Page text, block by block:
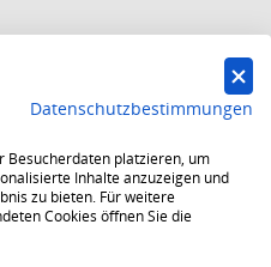
Shop Award stehen seit mehr als 5,
für ein sicheres und angenehmes
Datenschutzbestimmungen
Besucherdaten platzieren, um
Inhalte anzuzeigen und
zu bieten. Für weitere
Cookies öffnen Sie die